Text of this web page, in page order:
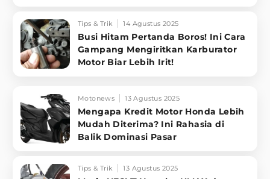
Tips & Trik 14 Agustus 2025
Busi Hitam Pertanda Boros! Ini Cara
Gampang Mengiritkan Karburator
Motor Biar Lebih Irit!
Motonews 13 Agustus 2025
Mengapa Kredit Motor Honda Lebih
Mudah Diterima? Ini Rahasia di
Balik Dominasi Pasar
Tips & Trik 13 Agustus 2025